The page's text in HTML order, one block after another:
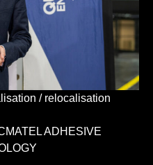
/ relocalisation
ADHESIVE